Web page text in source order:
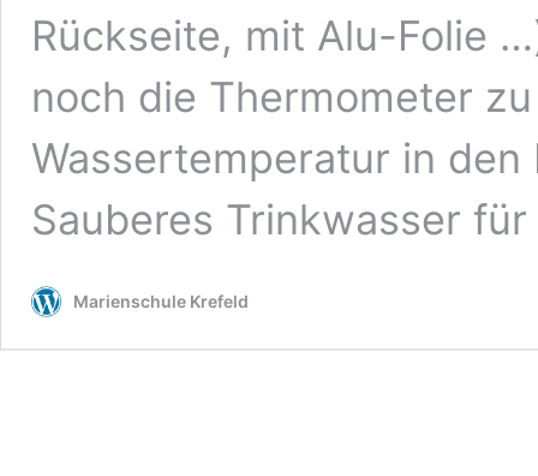
Rückseite, mit Alu-Folie
noch die Thermometer
Wassertemperatur in
Sauberes Trinkwasser
Marienschule Krefeld